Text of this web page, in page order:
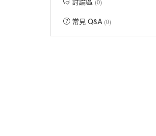
(0)
常見 Q&A (0)